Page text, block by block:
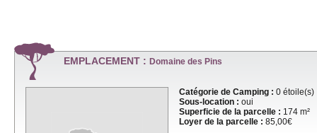
EMPLACEMENT : Domaine des Pins
Catégorie de Camping : 0 étoile(s)
Sous-location : oui
Superficie de la parcelle : 174 m²
Loyer de la parcelle : 85,00€